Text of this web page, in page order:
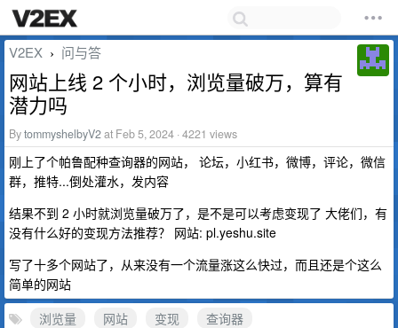
V2EX › 问与答
网站上线 2 个小时，浏览量破万，算有
潜力吗
BytommyshelbyV2at Feb 5, 2024 · 4221 views
刚上了个帕鲁配种查询器的网站， 论坛，小红书，微博，评论，微信
群，推特...倒处灌水，发内容
结果不到 2 小时就浏览量破万了，是不是可以考虑变现了 大佬们，有
没有什么好的变现方法推荐？ 网站: pl.yeshu.site
写了十多个网站了，从来没有一个流量涨这么快过，而且还是个这么
简单的网站
浏览量
网站 变现
查询器